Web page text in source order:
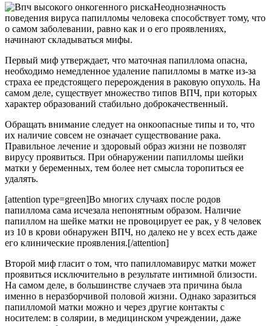
Неоднозначность
поведения вируса папилломы человека способствует тому, что
о самом заболевании, равно как и о его проявлениях,
начинают складываться мифы.
Первый миф утверждает, что маточная папиллома опасна,
необходимо немедленное удаление папилломы в матке из-за
страха ее предстоящего перерождения в раковую опухоль. На
самом деле, существует множество типов ВПЧ, при которых
характер образований стабильно доброкачественный.
Обращать внимание следует на онкоопасные типы и то, что
их наличие совсем не означает существование рака.
Правильное лечение и здоровый образ жизни не позволят
вирусу проявиться. При обнаружении папилломы шейки
матки у беременных, тем более нет смысла торопиться ее
удалять.
[attention type=green]Во многих случаях после родов
папиллома сама исчезала непонятным образом. Наличие
папиллом на шейке матки не провоцирует ее рак, у 8 человек
из 10 в крови обнаружен ВПЧ, но далеко не у всех есть даже
его клинические проявления.[/attention]
Второй миф гласит о том, что папилломавирус матки может
проявиться исключительно в результате интимной близости.
На самом деле, в большинстве случаев эта причина была
именно в неразборчивой половой жизни. Однако заразиться
папилломой матки можно и через другие контакты с
носителем: в солярии, в медицинском учреждении, даже